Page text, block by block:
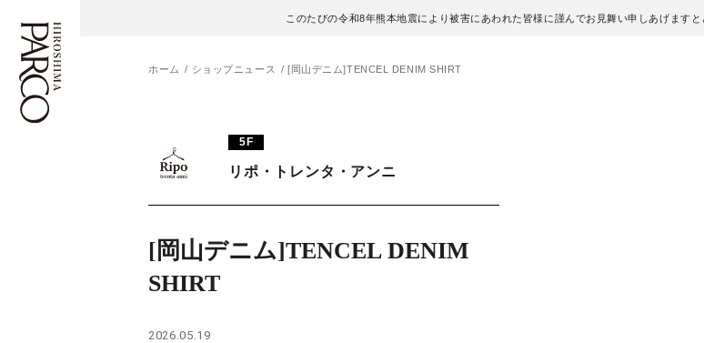
このたびの令和8年熊本地震により被害にあわれた皆様に謹んでお見舞い申しあげます
施設案内・アクセス
ホーム ショップニュース [岡山デニム]TENCEL DENIM SHIRT
5F
リポ・トレンタ・アンニ
[岡山デニム]TENCEL DENIM
SHIRT
2026.05.19